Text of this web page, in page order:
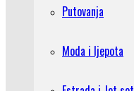
Putovanja
Moda i ljepota